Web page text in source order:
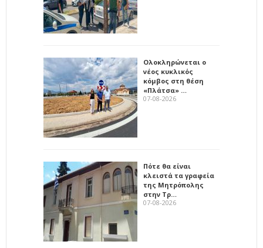
Ολοκληρώνεται ο
νέος κυκλικός
κόμβος στη θέση
«Πλάτσα» …
07-08-2026
Πότε θα είναι
κλειστά τα γραφεία
της Μητρόπολης
στην Τρ…
07-08-2026